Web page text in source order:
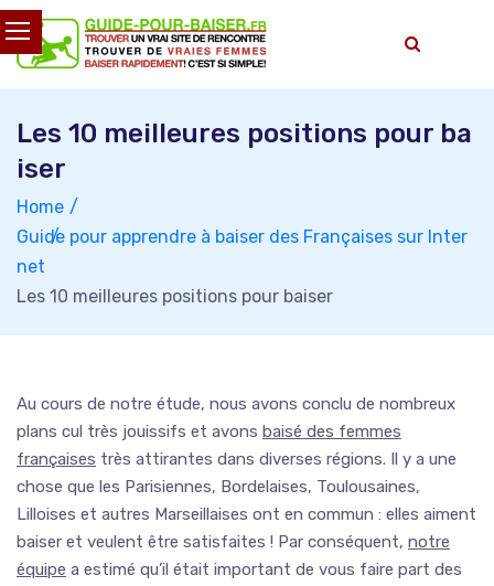
Skip
to
content
Les 10 meilleures positions pour ba
iser
Home
Guide pour apprendre à baiser des Françaises sur Inter
net
Les 10 meilleures positions pour baiser
Au cours de notre étude, nous avons conclu de nombreux
plans cul très jouissifs et avons baisé des femmes
françaises très attirantes dans diverses régions. Il y a une
chose que les Parisiennes, Bordelaises, Toulousaines,
Lilloises et autres Marseillaises ont en commun : elles aiment
baiser et veulent être satisfaites ! Par conséquent, notre
équipe a estimé qu’il était important de vous faire part des